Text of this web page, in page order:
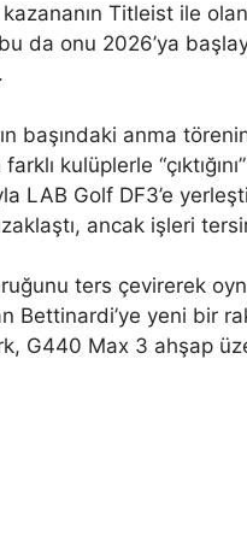
Titleist ile
da onu 2026’ya
başındaki anma
kulüplerle
LAB Golf DF3’e yerleşti
ancak işleri
ters çevirerek
Bettinardi’ye yeni bir
G440 Max 3 ahşap